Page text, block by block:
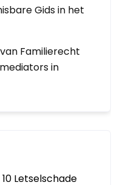
Gids in het
Familierecht
in
Letselschade